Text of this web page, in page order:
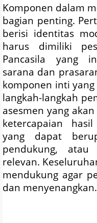
Komponen dalam
bagian penting.
berisi identitas
harus dimiliki
Pancasila yang
sarana dan
komponen inti
langkah-langkah
asesmen yang
ketercapaian
yang dapat
pendukung,
relevan.
mendukung agar
dan menyenangkan.